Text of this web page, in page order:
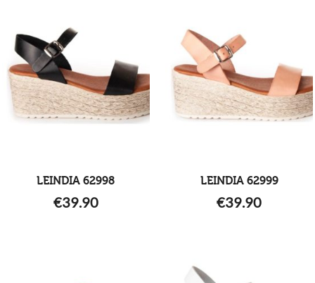
LEINDIA 62998
€39.90
LEINDIA 62999
€39.90